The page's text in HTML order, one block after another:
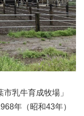
乳牛育成牧場」
年（昭和43年）